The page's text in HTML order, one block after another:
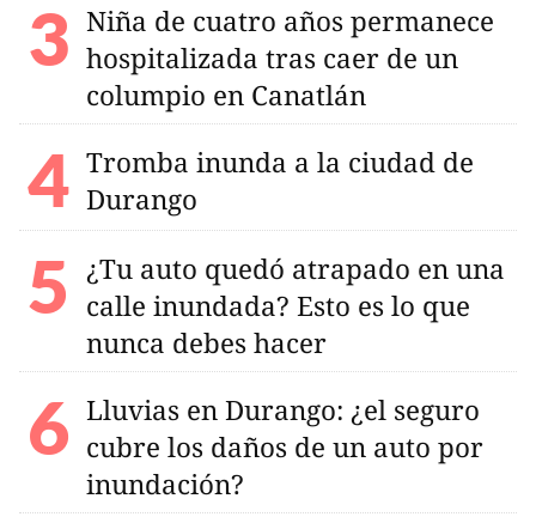
Niña de cuatro años permanece
hospitalizada tras caer de un
columpio en Canatlán
Tromba inunda a la ciudad de
Durango
¿Tu auto quedó atrapado en una
calle inundada? Esto es lo que
nunca debes hacer
Lluvias en Durango: ¿el seguro
cubre los daños de un auto por
inundación?